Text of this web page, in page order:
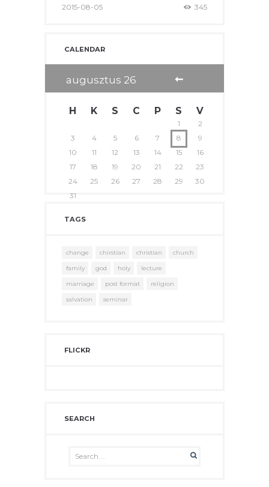
2015-08-05 345
CALENDAR
augusztus 26
H K S C P S V
1
2
3
4 5 6 7 8
9
10
11 12 13 14 15
16
17
18 19 20 21 22
23
24
25 26 27 28 29
30
31
TAGS
change chirstian christian
church
family
god holy
lecture
marriage
post format
religion
salvation
seminar
FLICKR
SEARCH